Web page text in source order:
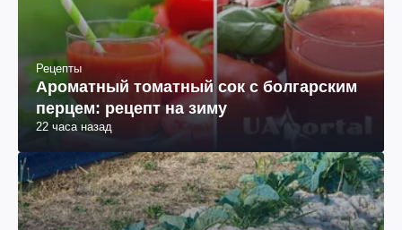
Рецепты
Ароматный томатный сок с болгарским
перцем: рецепт на зиму
22 часа назад